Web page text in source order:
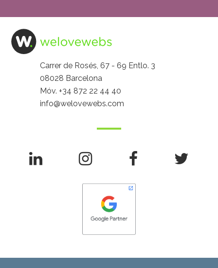
Carrer de Rosés, 67 - 69 Entlo. 3
08028 Barcelona
Móv.+34 872 22 44 40
info@welovewebs.com